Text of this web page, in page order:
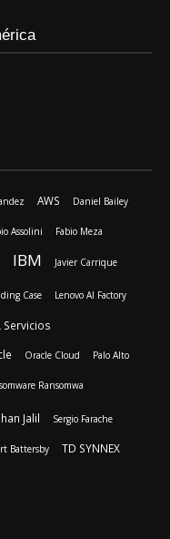
AWS Daniel Bailey
Assolini Fabio Meza
IBM Javier Carrique
Case Lenovo AI Factory
Servicios
Oracle Cloud Palo Alto
Ransomwa
Jalil Sergio Farache
Battersby TD SYNNEX